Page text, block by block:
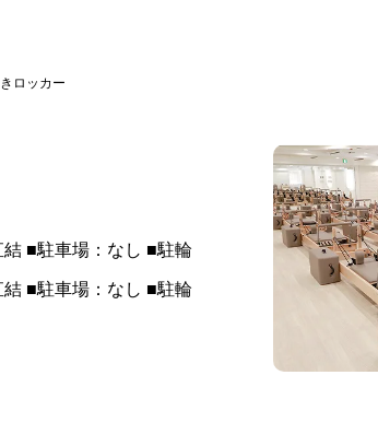
ロッカー
■駐車場：なし ■駐輪
■駐車場：なし ■駐輪